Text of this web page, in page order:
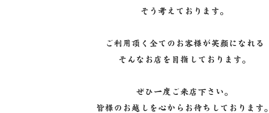
そう考えております。
ご利用頂く全てのお客様が笑顔になれる
そんなお店を目指しております。
ぜひ一度ご来店下さい。
皆様のお越しを心からお待ちしております。